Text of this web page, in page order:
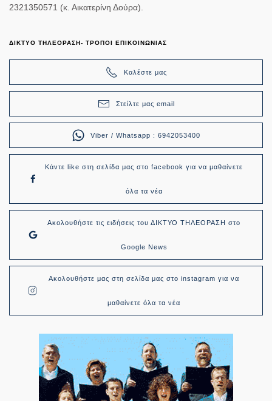
2321350571 (κ. Αικατερίνη Δούρα).
ΔΙΚΤΥΟ ΤΗΛΕΟΡΑΣΗ- ΤΡΟΠΟΙ ΕΠΙΚΟΙΝΩΝΙΑΣ
Καλέστε μας
Στείλτε μας email
Viber / Whatsapp : 6942053400
Κάντε like στη σελίδα μας στο facebook για να μαθαίνετε
όλα τα νέα
Ακολουθήστε τις ειδήσεις του ΔΙΚΤΥΟ ΤΗΛΕΟΡΑΣΗ στο
Google News
Ακολουθήστε μας στη σελίδα μας στο instagram για να
μαθαίνετε όλα τα νέα